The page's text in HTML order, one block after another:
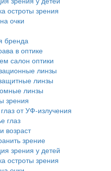
остроты зрения
очки
бренда
в оптике
салон оптики
линзы
линзы
линзы
зрения
от УФ-излучения
глаз
возраст
зрение
зрения у детей
остроты зрения